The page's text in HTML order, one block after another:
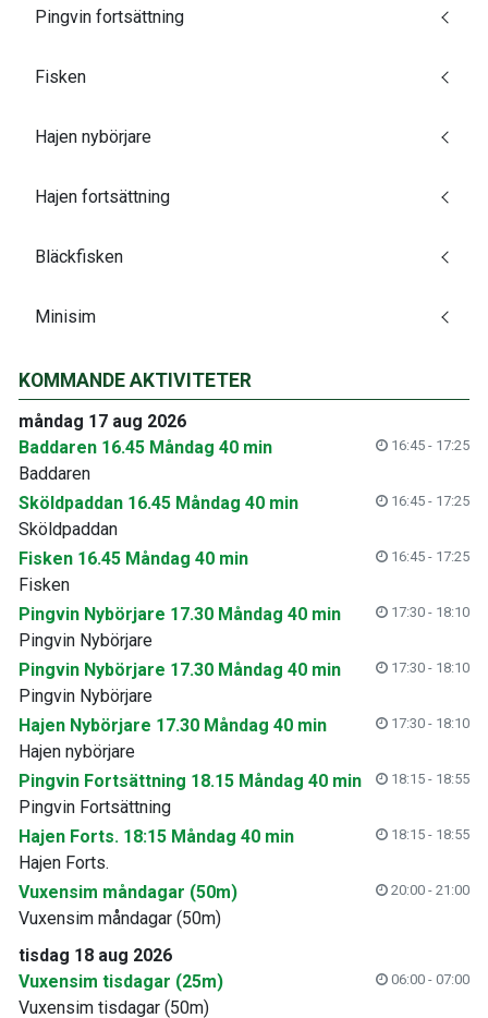
Pingvin fortsättning
Fisken
Hajen nybörjare
Hajen fortsättning
Bläckfisken
Minisim
KOMMANDE AKTIVITETER
måndag 17 aug 2026
Baddaren 16.45 Måndag 40 min
16:45 - 17:25
Baddaren
Sköldpaddan 16.45 Måndag 40 min
16:45 - 17:25
Sköldpaddan
Fisken 16.45 Måndag 40 min
16:45 - 17:25
Fisken
Pingvin Nybörjare 17.30 Måndag 40 min
17:30 - 18:10
Pingvin Nybörjare
Pingvin Nybörjare 17.30 Måndag 40 min
17:30 - 18:10
Pingvin Nybörjare
Hajen Nybörjare 17.30 Måndag 40 min
17:30 - 18:10
Hajen nybörjare
Pingvin Fortsättning 18.15 Måndag 40 min
18:15 - 18:55
Pingvin Fortsättning
Hajen Forts. 18:15 Måndag 40 min
18:15 - 18:55
Hajen Forts.
Vuxensim måndagar (50m)
20:00 - 21:00
Vuxensim måndagar (50m)
tisdag 18 aug 2026
Vuxensim tisdagar (25m)
06:00 - 07:00
Vuxensim tisdagar (50m)